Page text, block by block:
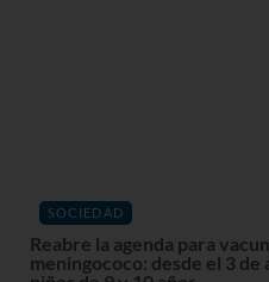
SOCIEDAD
Reabre la agenda para
meningococo: desde el 3